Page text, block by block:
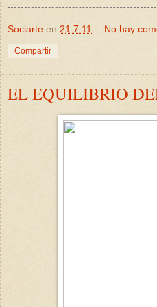
Sociarte en 21.7.11 No hay
Compartir
EL EQUILIBRIO